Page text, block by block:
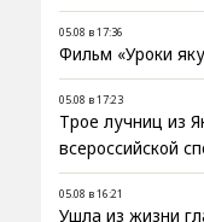
05.08 в 17:36
Фильм «Уроки
05.08 в 17:23
Трое лучниц из
всероссийской
05.08 в 16:21
Ушла из жизни